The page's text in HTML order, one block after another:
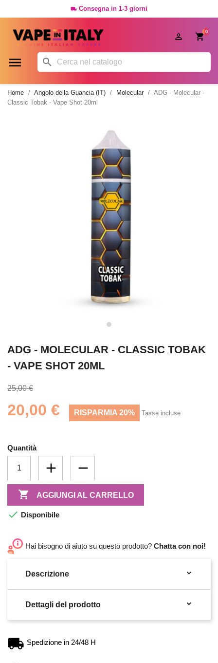
 Consegna in 1-3 giorni
0

 
Home Angolo della Guancia (IT) Molecular
ADG - Molecular -
Classic Tobak - Vape Shot 20ml
ADG - MOLECULAR - CLASSIC TOBAK
- VAPE SHOT 20ML
25,00 €
20,00 € RISPARMIA 20% Tasse incluse
Quantità
 AGGIUNGI AL CARRELLO
 Disponibile
Hai bisogno di aiuto su questo prodotto? Chatta con noi!
Descrizione 
Dettagli del prodotto 
Spedizione in 24/48 H